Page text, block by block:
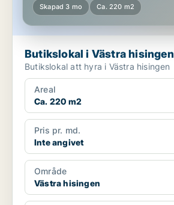
Skapad 3 mo Ca. 220 m2
Butikslokal i Västra hisingen
Butikslokal att hyra i Västra hisingen
Areal
Ca. 220 m2
Pris pr. md.
Inte angivet
Område
Västra hisingen